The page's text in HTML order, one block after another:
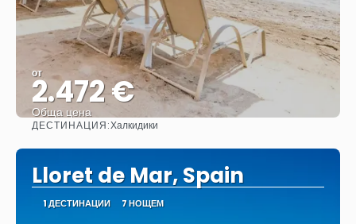
от
2.472 €
Обща цена
ДЕСТИНАЦИЯ:Халкидики
Lloret de Mar, Spain
1 ДЕСТИНАЦИИ 7 НОЩЕМ